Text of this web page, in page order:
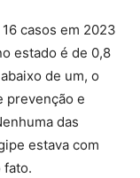
casos em 2023
estado é de 0,8
de um, o
prevenção e
das
estava com
fato.